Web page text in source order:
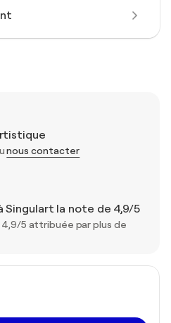
nous contacter
la note de 4,9/5
5 attribuée par plus de